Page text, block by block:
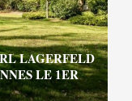
LAGERFELD
LE 1ER